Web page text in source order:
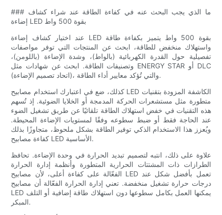
### ما الذي يجب البحث عنه في كفاءة الطاقة عند شراء كشاف
إضاءة LED بقوة 500 واط
عند اختيار كشاف إضاءة LED بقوة 500 واط يتميز بكفاءة طاقة
واستهلاك منخفض للطاقة، ابحث عن المنتجات التي توفر مواصفات
تفصيلية حول القدرة الكهربائية (بالواط)، وشدة الإضاءة (باللومن)،
وتصنيفات الطاقة. ابحث عن شهادات مثل ENERGY STAR أو DLC
(اتحاد تصميم الإضاءة)، والتي تُؤكد معايير أداء الطاقة.
كذلك، ضع في اعتبارك استخدام مصابيح LED الكاشفة المزودة بتقنيات
متطورة مثل مستشعرات الحركة المدمجة أو الخلايا الضوئية. إذ تُسهم
هذه التقنيات في خفض استهلاك الطاقة تلقائيًا عن طريق تشغيل الضوء
عند الحاجة فقط أو ضبط سطوعه وفقًا لمستويات الإضاءة المحيطة.
ويُعزز هذا الاستخدام الذكي توفير الطاقة بشكل ملحوظ، متجاوزًا بذلك
كفاءة مصابيح LED الأساسية.
علاوة على ذلك، انتبه لتصميم تبديد الحرارة في وحدة الإضاءة. تحافظ
الطرازات ذات المشتتات الحرارية المتطورة وأنظمة إدارة الحرارة
الفعّالة على كفاءة أعلى، لأن مصابيح LED تعمل بأفضل شكل عند
درجات حرارة تشغيل منخفضة. تعني إدارة الحرارة الفعّالة أن مصابيح
LED يمكنها العمل بكامل سطوعها دون استهلاك طاقة إضافية أو التلف
المبكر.